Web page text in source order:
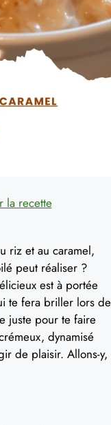
la recette
riz et au caramel,
peut réaliser ?
est à portée
te fera briller lors de
juste pour te faire
dynamisé
de plaisir. Allons-y,